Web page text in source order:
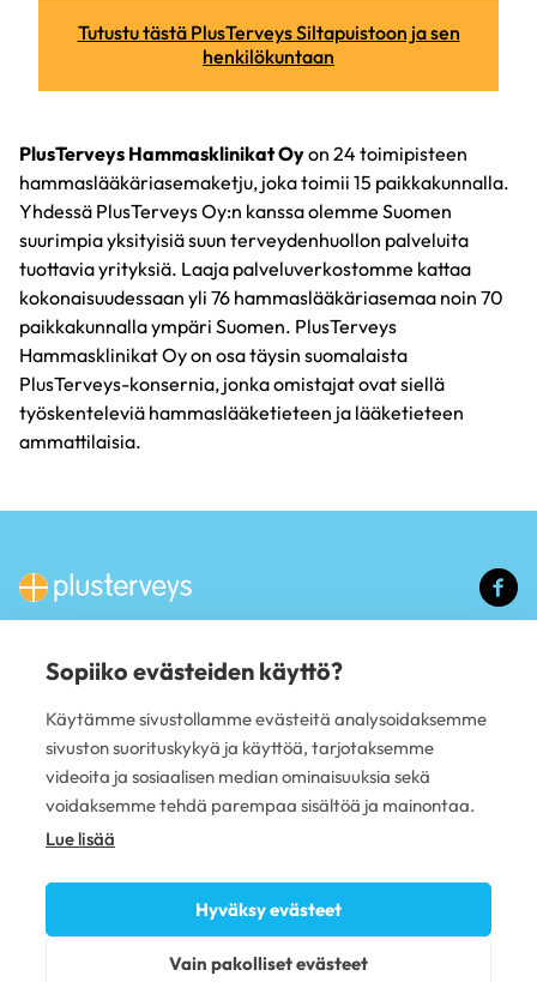
Tutustu tästä PlusTerveys Siltapuistoon ja sen
henkilökuntaan
PlusTerveys Hammasklinikat Oyon 24 toimipisteen
hammaslääkäriasemaketju, joka toimii 15 paikkakunnalla.
Yhdessä PlusTerveys Oy:n kanssa olemme Suomen
suurimpia yksityisiä suun terveydenhuollon palveluita
tuottavia yrityksiä. Laaja palveluverkostomme kattaa
kokonaisuudessaan yli 76 hammaslääkäriasemaa noin 70
paikkakunnalla ympäri Suomen. PlusTerveys
Hammasklinikat Oy on osa täysin suomalaista
PlusTerveys-konsernia, jonka omistajat ovat siellä
työskenteleviä hammaslääketieteen ja lääketieteen
ammattilaisia.
PALVELUT
Hammashoito
Mielenterveys
Yrityspalvelut
PLUSTERVEYS OY
Anna palautetta
Tietosuojaseloste
Evästekäytännöt
Sopiiko evästeiden käyttö?
Käytämme sivustollamme evästeitä analysoidaksemme
sivuston suorituskykyä ja käyttöä, tarjotaksemme
videoita ja sosiaalisen median ominaisuuksia sekä
voidaksemme tehdä parempaa sisältöä ja mainontaa.
Lue lisää
Hyväksy evästeet
Vain pakolliset evästeet